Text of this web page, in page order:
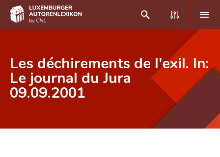
DE FR
Home
Erweiterte Suche
Les déchirements de l'exil. In:
Le journal du Jura
09.09.2001